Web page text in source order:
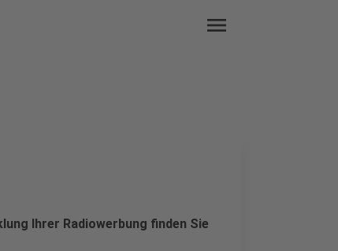
menu
Ihrer Radiowerbung finden Sie